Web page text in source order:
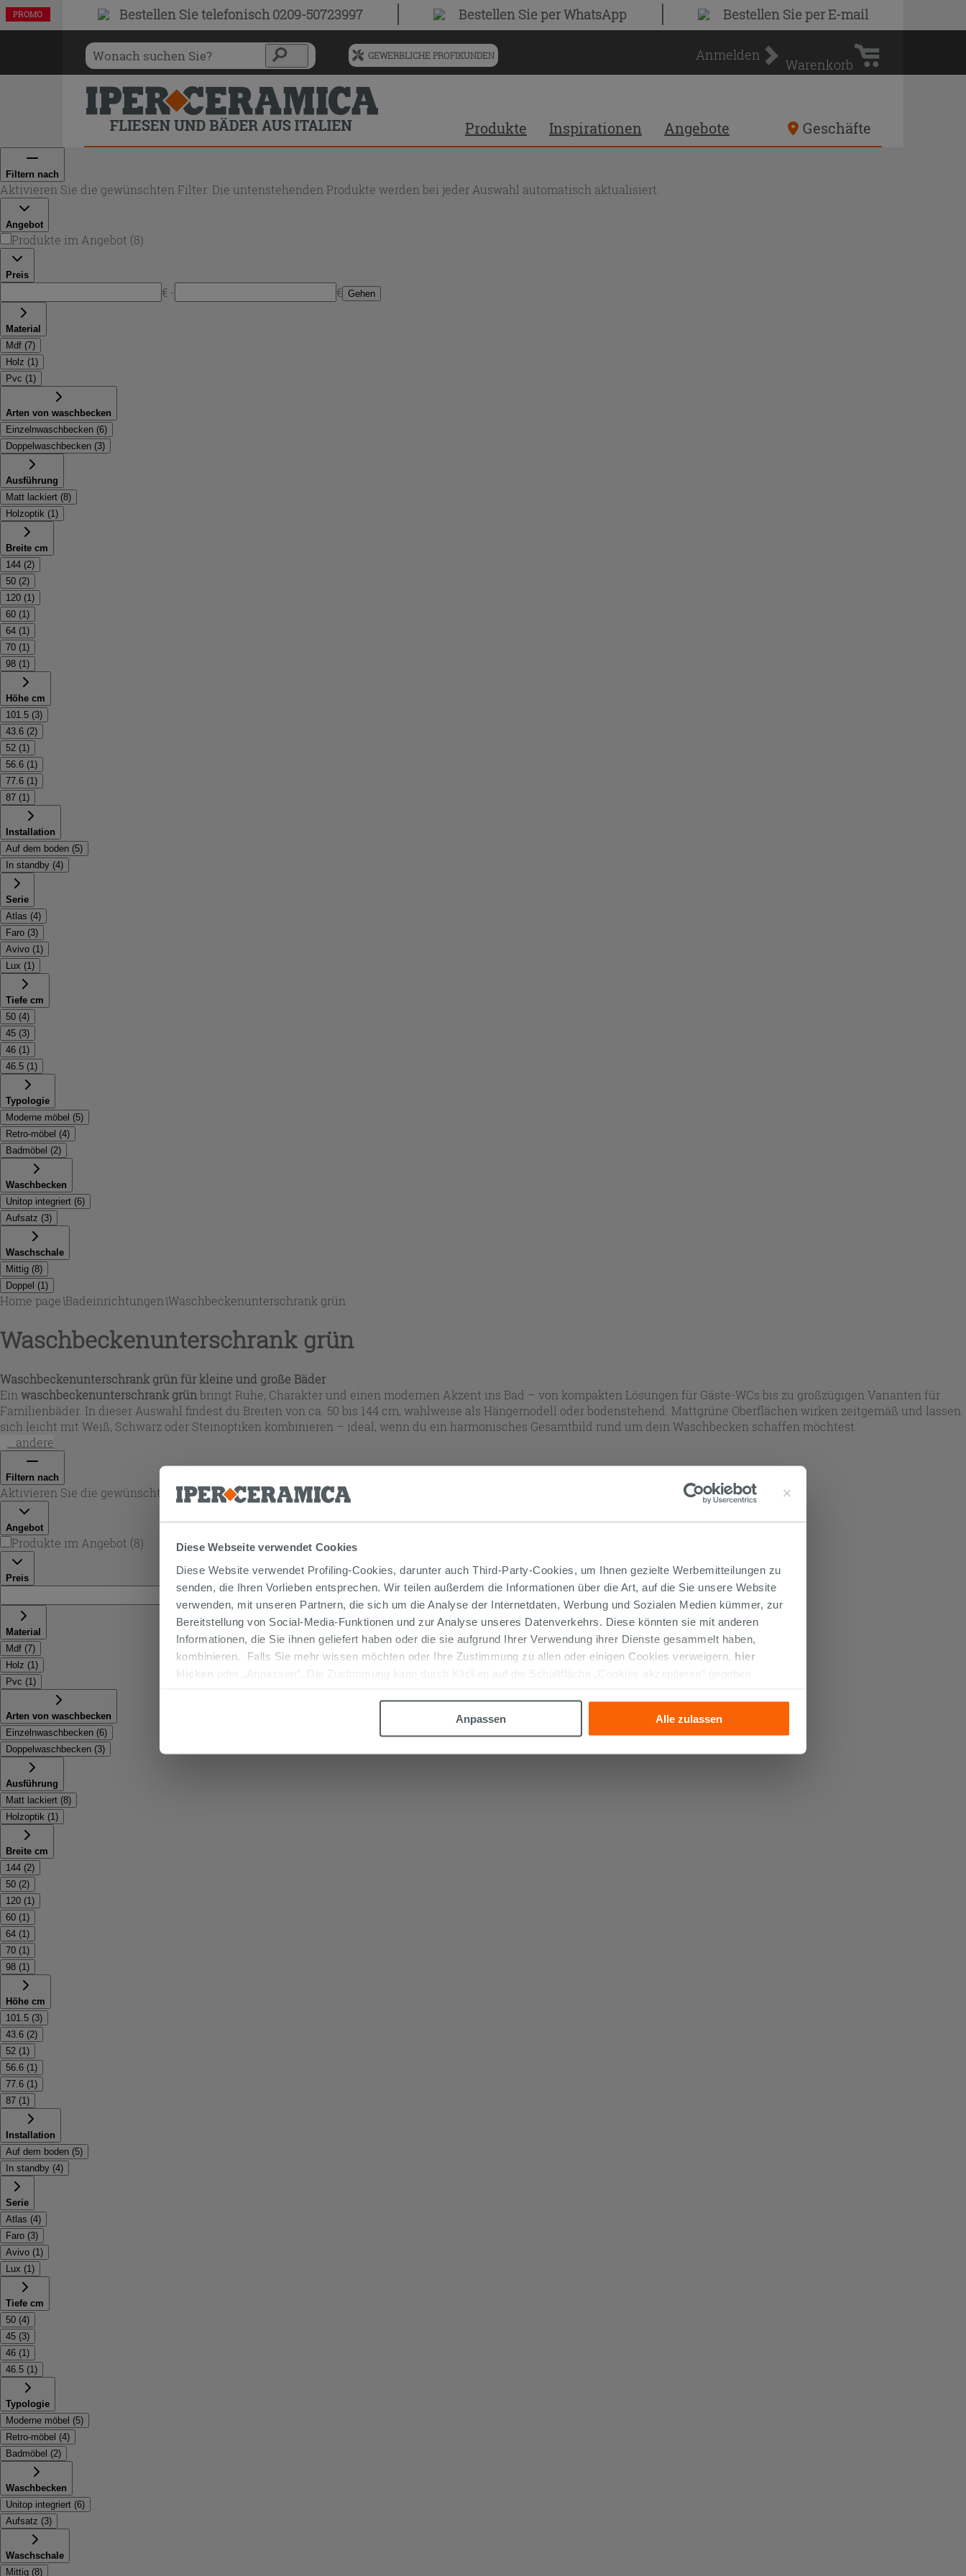
Diese Webseite verwendet Cookies
Diese Website verwendet Profiling-Cookies, darunter auch Third-Party-Cookies, um Ihnen gezielte Werbemitteilungen zu
senden, die Ihren Vorlieben entsprechen. Wir teilen außerdem die Informationen über die Art, auf die Sie unsere Website
verwenden, mit unseren Partnern, die sich um die Analyse der Internetdaten, Werbung und Sozialen Medien kümmer, zur
Bereitstellung von Social-Media-Funktionen und zur Analyse unseres Datenverkehrs. Diese könnten sie mit anderen
Informationen, die Sie ihnen geliefert haben oder die sie aufgrund Ihrer Verwendung ihrer Dienste gesammelt haben,
kombinieren. Falls Sie mehr wissen möchten oder Ihre Zustimmung zu allen oder einigen Cookies verweigern, hier
klicken
oder „Anpassen“. Die Zustimmung kann durch Klicken auf die Schaltfläche „Cookies akzeptieren“ gegeben
Anpassen
Alle zulassen
Bestellen Sietelefonisch 0209-50723997 Bestellen Sieper WhatsApp Bestellen Sieper E-mail
Menü
vorgeschlagenen
Siteinhalt
und
Suchprotokoll
GEWERBLICHE PROFIKUNDEN Anmelden
Warenkorb
Warenkorb
Produkte Inspirationen Angebote Geschäfte
Filtern nach
Aktivieren Sie die gewünschten Filter. Die untenstehenden Produkte werden bei jeder Auswahl automatisch aktualisiert.
Angebot
Produkte im Angebot (8)
Preis
€ - € Gehen
Material
Mdf (7)
Holz (1)
Pvc (1)
Arten von waschbecken
Einzelnwaschbecken (6)
Doppelwaschbecken (3)
Ausführung
Matt lackiert (8)
Holzoptik (1)
Breite cm
144 (2)
50 (2)
120 (1)
60 (1)
64 (1)
70 (1)
98 (1)
Höhe cm
101.5 (3)
43.6 (2)
52 (1)
56.6 (1)
77.6 (1)
87 (1)
Installation
Auf dem boden (5)
In standby (4)
Serie
Atlas (4)
Faro (3)
Avivo (1)
Lux (1)
Tiefe cm
50 (4)
45 (3)
46 (1)
46.5 (1)
Typologie
Moderne möbel (5)
Retro-möbel (4)
Badmöbel (2)
Waschbecken
Unitop integriert (6)
Aufsatz (3)
Waschschale
Mittig (8)
Doppel (1)
Home page\Badeinrichtungen \Waschbeckenunterschrank grün
Waschbeckenunterschrank grün
Waschbeckenunterschrank grün für kleine und große Bäder
Ein waschbeckenunterschrank grünbringt Ruhe, Charakter und einen modernen Akzent ins Bad – von kompakten Lösungen für Gäste-WCs bis zu großzügigen Varianten für
Familienbäder. In dieser Auswahl findest du Breiten von ca. 50 bis 144 cm, wahlweise als Hängemodell oder bodenstehend. Mattgrüne Oberflächen wirken zeitgemäß und lassen
sich leicht mit Weiß, Schwarz oder Steinoptiken kombinieren – ideal, wenn du ein harmonisches Gesamtbild rund um dein Waschbecken schaffen möchtest.
...andere
Filtern nach
Aktivieren Sie die gewünschten Filter. Die untenstehenden Produkte werden bei jeder Auswahl automatisch aktualisiert.
Angebot
Produkte im Angebot (8)
Preis
€
Material
Mdf (7)
Holz (1 )
Pvc (1 )
Arten von waschbecken
Einzelnwaschbecken (6)
Doppelwaschbecken (3)
Ausführung
Matt lackiert (8)
Holzoptik (1 )
Breite cm
144 (2)
50 (2)
120 (1 )
60 (1 )
64 (1 )
70 (1 )
98 (1 )
Höhe cm
101.5 (3)
43.6 (2)
52 (1 )
56.6 (1 )
77.6 (1 )
87 (1 )
Installation
Auf dem boden (5)
In standby (4)
Serie
Atlas (4)
Faro (3)
Avivo (1 )
Lux (1 )
Tiefe cm
50 (4)
45 (3)
46 (1 )
46.5 (1 )
Typologie
Moderne möbel (5)
Retro-möbel (4)
Badmöbel (2)
Waschbecken
Unitop integriert (6)
Aufsatz (3)
Waschschale
Mittig (8)
PROMO
PROMO
PROMO
PROMO
PROMO
PROMO
PROMO
PROMO